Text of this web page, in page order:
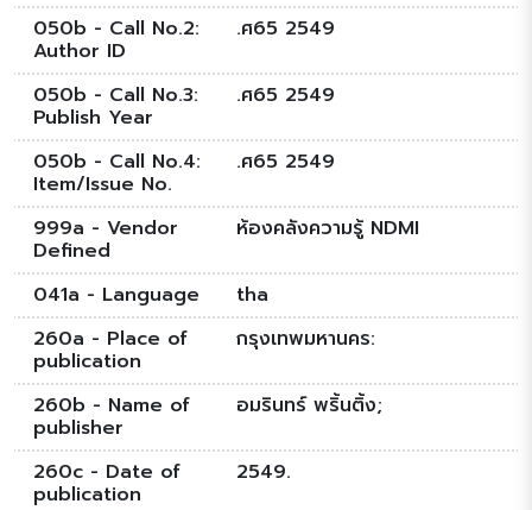
050b - Call No.2:
Author ID
.ศ65 2549
050b - Call No.3:
Publish Year
.ศ65 2549
050b - Call No.4:
Item/Issue No.
.ศ65 2549
999a - Vendor
Defined
ห้องคลังความรู้ NDMI
041a - Language
tha
260a - Place of
publication
กรุงเทพมหานคร:
260b - Name of
publisher
อมรินทร์ พริ้นติ้ง;
260c - Date of
publication
2549.